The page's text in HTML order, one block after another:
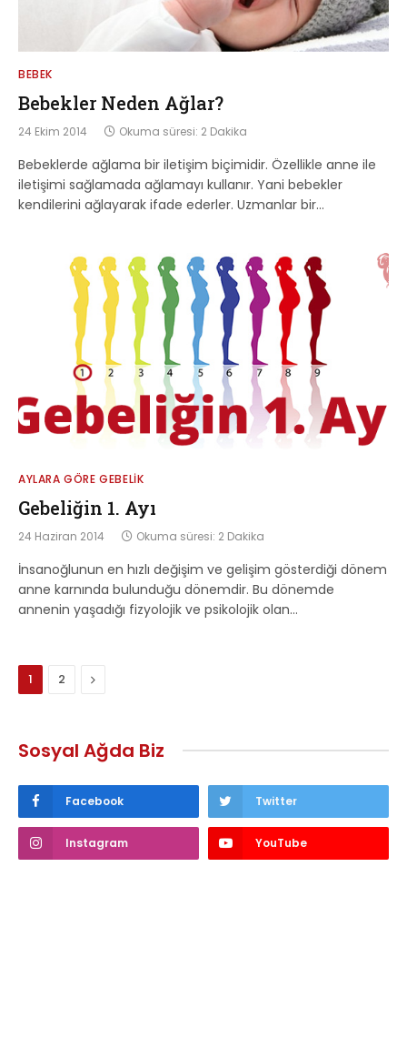
BEBEK
Bebekler Neden Ağlar?
24 Ekim 2014 Okuma süresi: 2 Dakika
Bebeklerde ağlama bir iletişim biçimidir. Özellikle anne ile
iletişimi sağlamada ağlamayı kullanır. Yani bebekler
kendilerini ağlayarak ifade ederler. Uzmanlar bir…
AYLARA GÖRE GEBELIK
Gebeliğin 1. Ayı
24 Haziran 2014 Okuma süresi: 2 Dakika
İnsanoğlunun en hızlı değişim ve gelişim gösterdiği dönem
anne karnında bulunduğu dönemdir. Bu dönemde
annenin yaşadığı fizyolojik ve psikolojik olan…
1 2 Next
Sosyal Ağda Biz
Facebook Twitter
Instagram YouTube